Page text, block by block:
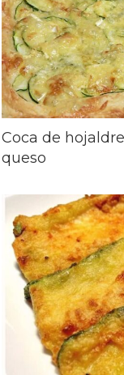
Coca de
queso